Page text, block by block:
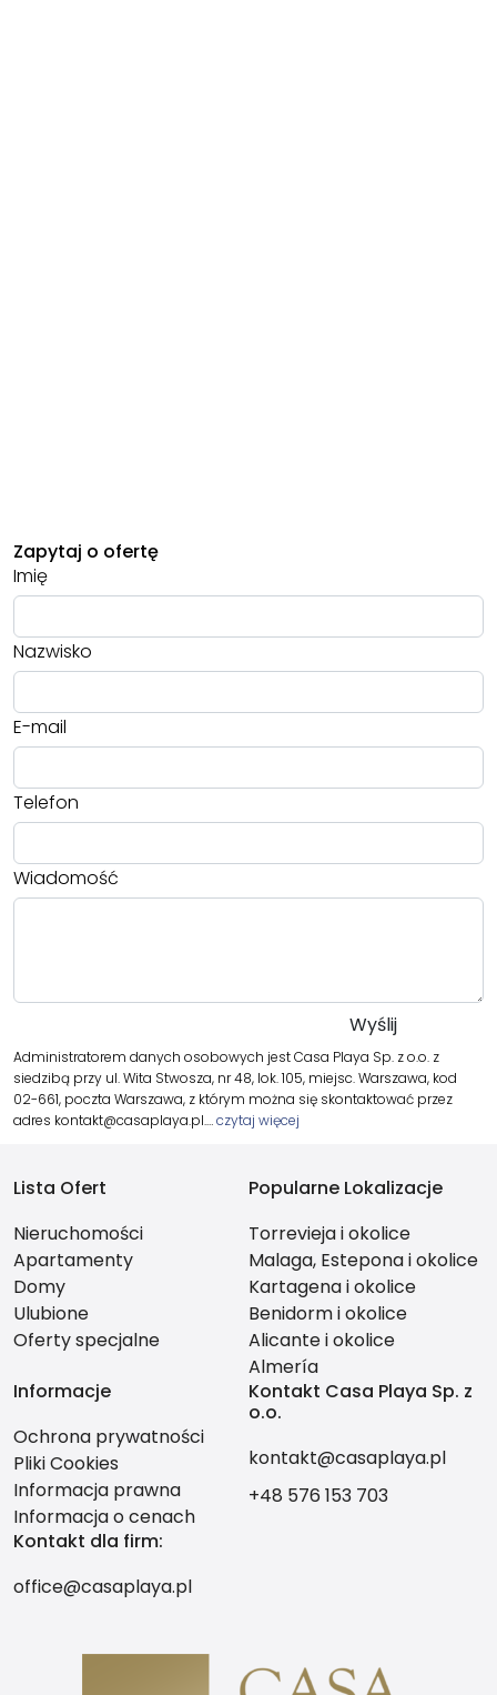
Zapytaj o ofertę
Imię
Nazwisko
E-mail
Telefon
Wiadomość
Administratorem danych osobowych jest Casa Playa Sp. z o.o. z
siedzibą przy ul. Wita Stwosza, nr 48, lok. 105, miejsc. Warszawa, kod
02-661, poczta Warszawa, z którym można się skontaktować przez
adres kontakt@casaplaya.pl.…czytaj więcej
Lista Ofert
Nieruchomości
Apartamenty
Domy
Ulubione
Oferty specjalne
Popularne Lokalizacje
Torrevieja i okolice
Malaga, Estepona i okolice
Kartagena i okolice
Benidorm i okolice
Alicante i okolice
Almería
Informacje
Ochrona prywatności
Pliki Cookies
Informacja prawna
Informacja o cenach
Kontakt Casa Playa Sp. z
o.o.
kontakt@casaplaya.pl
+48 576 153 703
Kontakt dla firm:
office@casaplaya.pl